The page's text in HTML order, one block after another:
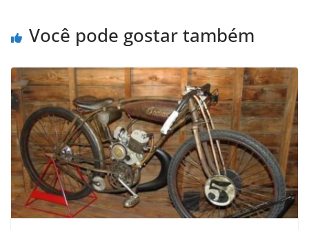
Você pode gostar também